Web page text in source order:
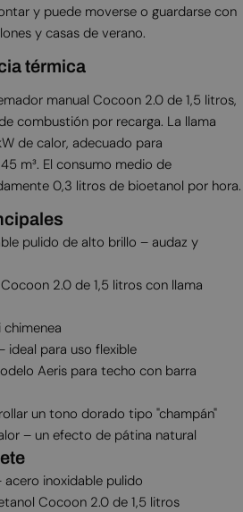
y puede moverse o guardarse con
y casas de verano.
térmica
manual Cocoon 2.0 de 1,5 litros,
combustión por recarga. La llama
de calor, adecuado para
m³. El consumo medio de
0,3 litros de bioetanol por hora.
pulido de alto brillo – audaz y
2.0 de 1,5 litros con llama
para uso flexible
Aeris para techo con barra
un tono dorado tipo "champán"
– un efecto de pátina natural
inoxidable pulido
Cocoon 2.0 de 1,5 litros